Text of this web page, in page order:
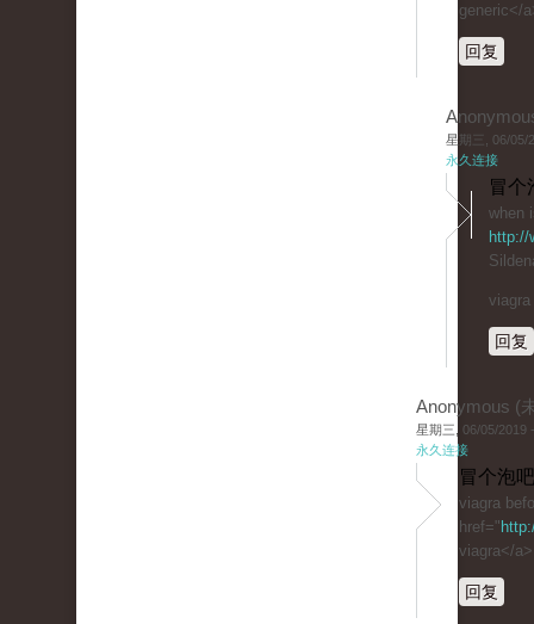
generic</
回复
星期三, 06/05/
永久连接
冒个
when
http://
回复
Anonymous (
星期三, 06/05/2019
永久连接
冒个泡
viagra
href="
viagra</
回复